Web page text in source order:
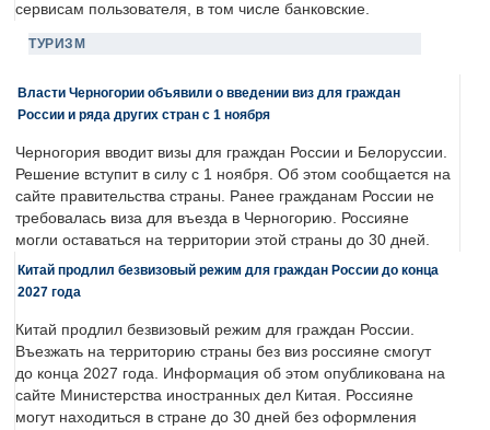
сервисам пользователя, в том числе банковские.
ТУРИЗМ
Власти Черногории объявили о введении виз для граждан
России и ряда других стран с 1 ноября
Черногория вводит визы для граждан России и Белоруссии.
Решение вступит в силу с 1 ноября. Об этом сообщается на
сайте правительства страны. Ранее гражданам России не
требовалась виза для въезда в Черногорию. Россияне
могли оставаться на территории этой страны до 30 дней.
Китай продлил безвизовый режим для граждан России до конца
2027 года
Китай продлил безвизовый режим для граждан России.
Въезжать на территорию страны без виз россияне смогут
до конца 2027 года. Информация об этом опубликована на
сайте Министерства иностранных дел Китая. Россияне
могут находиться в стране до 30 дней без оформления